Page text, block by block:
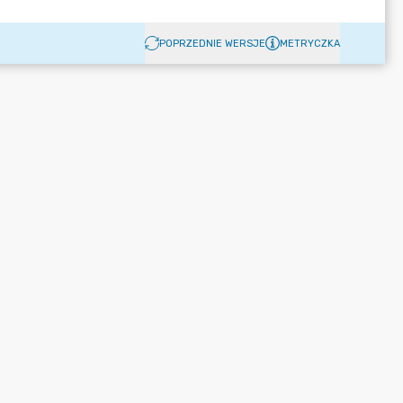
POPRZEDNIE WERSJE METRYCZKA